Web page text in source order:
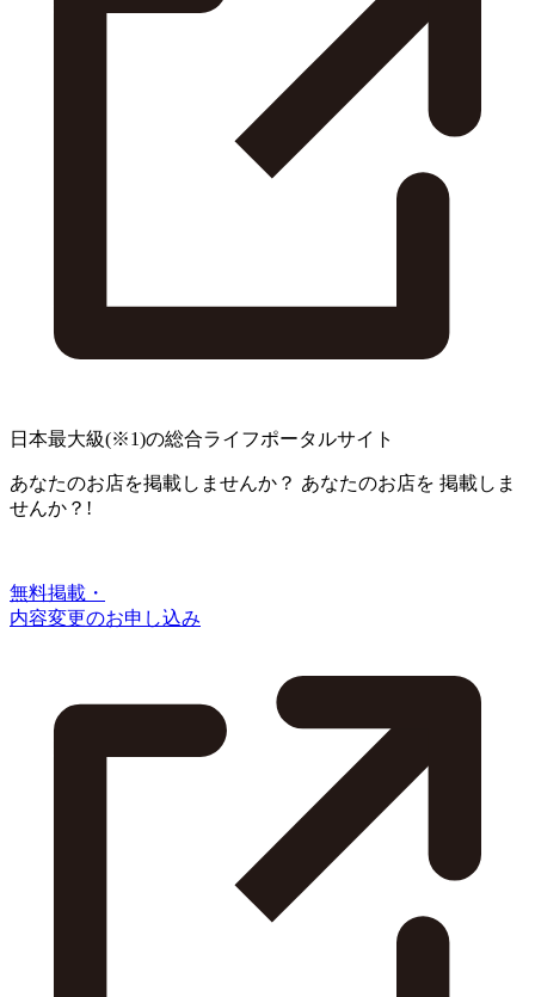
日本最大級(※1)の総合ライフポータルサイト
あなたのお店を掲載しませんか？ あなたのお店を 掲載しま
せんか？!
無料掲載・
内容変更のお申し込み